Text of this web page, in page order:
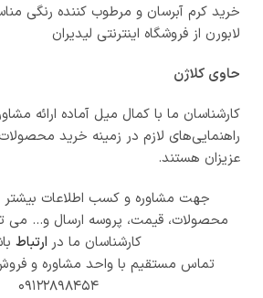
خرید کرم آبرسان و مرطوب کننده رنگی
لابورن از فروشگاه اینترنتی لیدیران
حاوی کلاژن
کارشناسان ما با کمال میل آماده ارائه
راهنمایی‌های لازم در زمینه خرید
عزیزان هستند.
جهت مشاوره و کسب اطلاعات
محصولات، قیمت، پروسه ارسال و… می
کارشناسان ما در ارتباط
۰۹۱۲۲۸۹۸۴۵۴